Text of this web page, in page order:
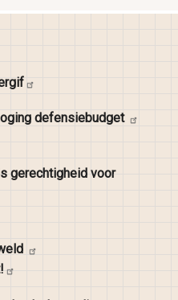
defensiebudget
gerechtigheid voor